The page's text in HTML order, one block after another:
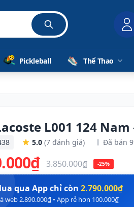
Pickleball Thể Thao
L001 124 Nam
5.0 (7 đánh giá) Đã bán
3.850.000₫ -25%
qua App chỉ còn 2.790.000₫
web 2.890.000₫ • App rẻ hơn 100.000₫